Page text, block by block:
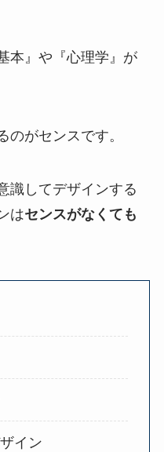
本』や『心理学』が
のがセンスです。
識してデザインする
はセンスがなくても
イン